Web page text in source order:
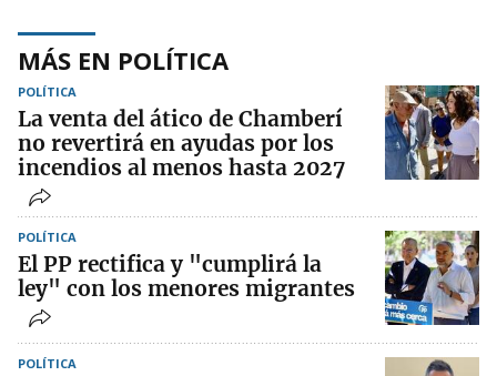
MÁS EN POLÍTICA
POLÍTICA
La venta del ático de Chamberí
no revertirá en ayudas por los
incendios al menos hasta 2027
POLÍTICA
El PP rectifica y "cumplirá la
ley" con los menores migrantes
POLÍTICA